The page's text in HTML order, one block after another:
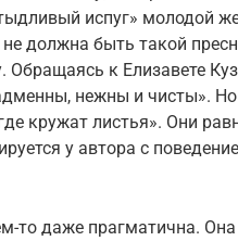
испуг» молодой
не должна быть такой
к Елизавете
нежны и чисты».
кружат листья». Они
у автора с
то даже прагматична. Она